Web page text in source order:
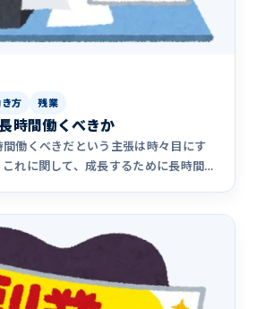
方 残業
時間働くべきか
働くべきだという主張は時々目にす
れに関して、成長するために長時間働